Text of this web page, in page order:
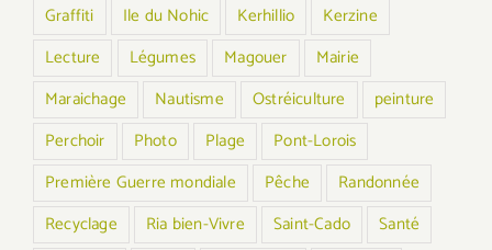
Graffiti
Ile du Nohic Kerhillio
Kerzine
Lecture
Légumes Magouer
Mairie
Maraichage
Nautisme Ostréiculture
peinture
Perchoir
Photo Plage
Pont-Lorois
Première Guerre mondiale
Pêche
Randonnée
Recyclage
Ria bien-Vivre Saint-Cado
Santé